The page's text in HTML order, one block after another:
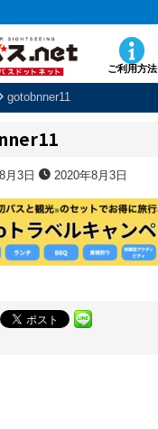
ご利用方法
gotobnner11
月3日 2020年8月3日